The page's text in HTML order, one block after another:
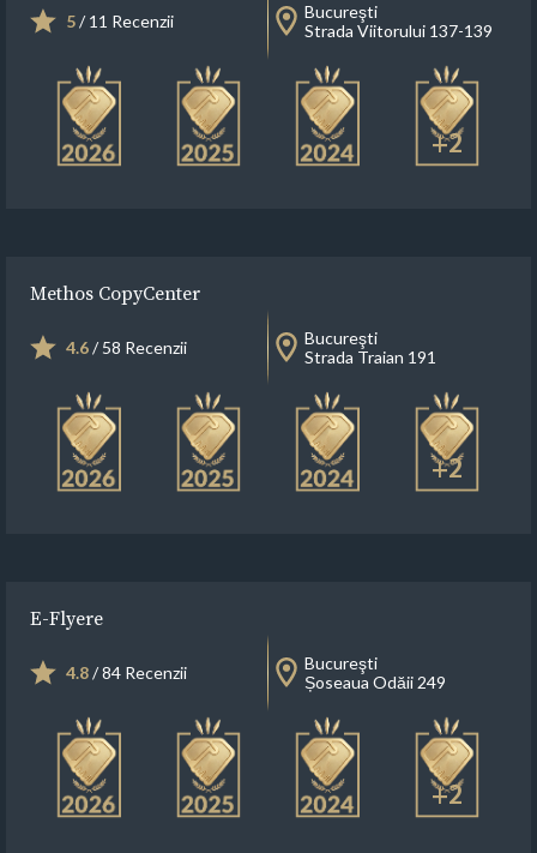
5/ 11 Recenzii
Bucureşti
Strada Viitorului 137-139
+2
Methos CopyCenter
4.6/ 58 Recenzii
Bucureşti
Strada Traian 191
+2
E-Flyere
4.8/ 84 Recenzii
Bucureşti
Șoseaua Odăii 249
+2